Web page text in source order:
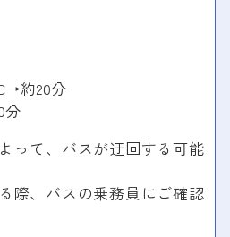
約20分
って、バスが迂回する可能
際、バスの乗務員にご確認